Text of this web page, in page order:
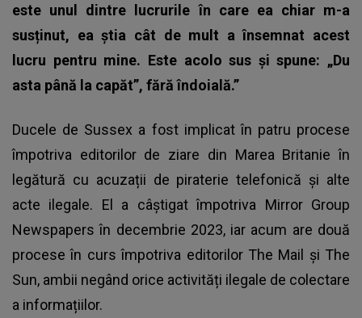
este unul dintre lucrurile în care ea chiar m-a
susținut, ea știa cât de mult a însemnat acest
lucru pentru mine. Este acolo sus și spune: „Du
asta până la capăt”, fără îndoială.”
Ducele de Sussex a fost implicat în patru procese
împotriva editorilor de ziare din Marea Britanie în
legătură cu acuzații de piraterie telefonică și alte
acte ilegale. El a câștigat împotriva Mirror Group
Newspapers în decembrie 2023, iar acum are două
procese în curs împotriva editorilor The Mail și The
Sun, ambii negând orice activități ilegale de colectare
a informațiilor.